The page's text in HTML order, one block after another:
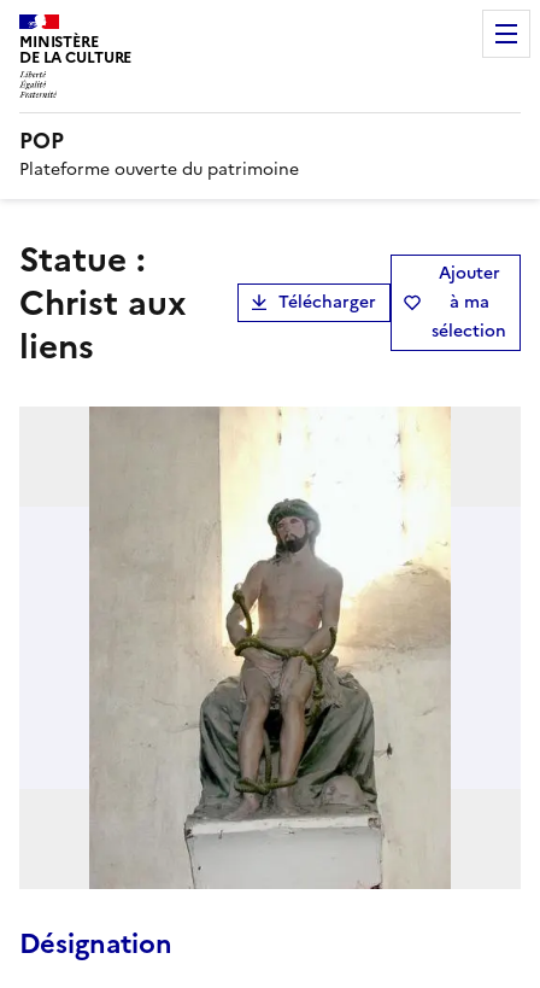
MINISTÈRE
DE LA CULTURE
POP
Plateforme ouverte du patrimoine
Statue :
Christ aux
liens
Télécharger
Ajouter
à ma
sélection
Désignation